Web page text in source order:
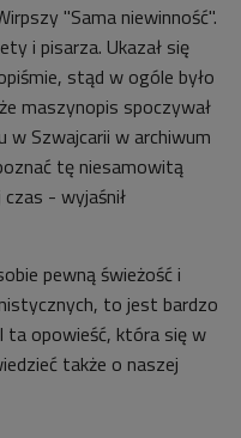
"Sama niewinność".
i pisarza. Ukazał się
stąd w ogóle było
maszynopis spoczywał
w Szwajcarii w archiwum
tę niesamowitą
- wyjaśnił
pewną świeżość i
to jest bardzo
ta opowieść, która się w
także o naszej